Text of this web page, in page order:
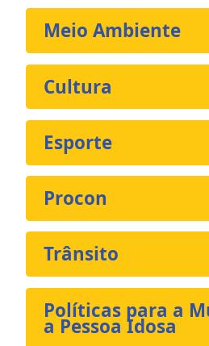
Meio Ambiente
Cultura
Esporte
Procon
Trânsito
Políticas para a
a Pessoa Idosa